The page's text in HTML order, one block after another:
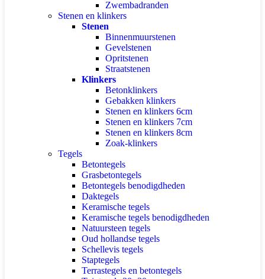
Zwembadranden
Stenen en klinkers
Stenen
Binnenmuurstenen
Gevelstenen
Opritstenen
Straatstenen
Klinkers
Betonklinkers
Gebakken klinkers
Stenen en klinkers 6cm
Stenen en klinkers 7cm
Stenen en klinkers 8cm
Zoak-klinkers
Tegels
Betontegels
Grasbetontegels
Betontegels benodigdheden
Daktegels
Keramische tegels
Keramische tegels benodigdheden
Natuursteen tegels
Oud hollandse tegels
Schellevis tegels
Staptegels
Terrastegels en betontegels